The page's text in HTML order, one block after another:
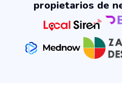
propietarios de